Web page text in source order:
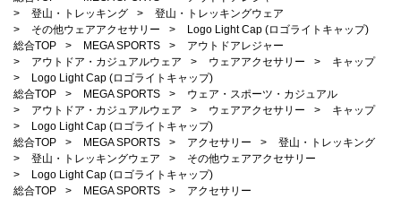
>
登山・トレッキング >
登山・トレッキングウェア
>
その他ウェアアクセサリー >
Logo Light Cap (ロゴライトキャップ)
総合TOP
> MEGA SPORTS >
アウトドアレジャー
>
アウトドア・カジュアルウェア > ウェアアクセサリー >
キャップ
>
Logo Light Cap (ロゴライトキャップ)
総合TOP
> MEGA SPORTS >
ウェア・スポーツ・カジュアル
>
アウトドア・カジュアルウェア > ウェアアクセサリー >
キャップ
>
Logo Light Cap (ロゴライトキャップ)
総合TOP
> MEGA SPORTS > アクセサリー >
登山・トレッキング
>
登山・トレッキングウェア >
その他ウェアアクセサリー
>
Logo Light Cap (ロゴライトキャップ)
総合TOP
> MEGA SPORTS >
アクセサリー